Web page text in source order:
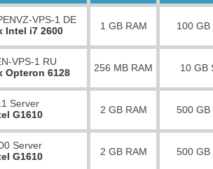
VPS-1 DE
Intel i7 2600
1 GB RAM 100 GB
VPS-1 RU
Opteron 6128
256 MB RAM 10 GB
Server
G1610
2 GB RAM 500 GB
Server
G1610
2 GB RAM 500 GB